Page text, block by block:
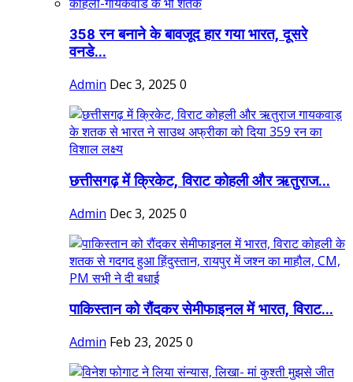
358 रन बनाने के बावजूद हार गया भारत, दूसरे
वनडे...
Admin Dec 3, 2025 0
छत्तीसगढ़ में क्रिकेट, विराट कोहली और ऋतुराज...
Admin Dec 3, 2025 0
पाकिस्तान को रौंदकर सेमीफाइनल में भारत, विराट...
Admin Feb 23, 2025 0